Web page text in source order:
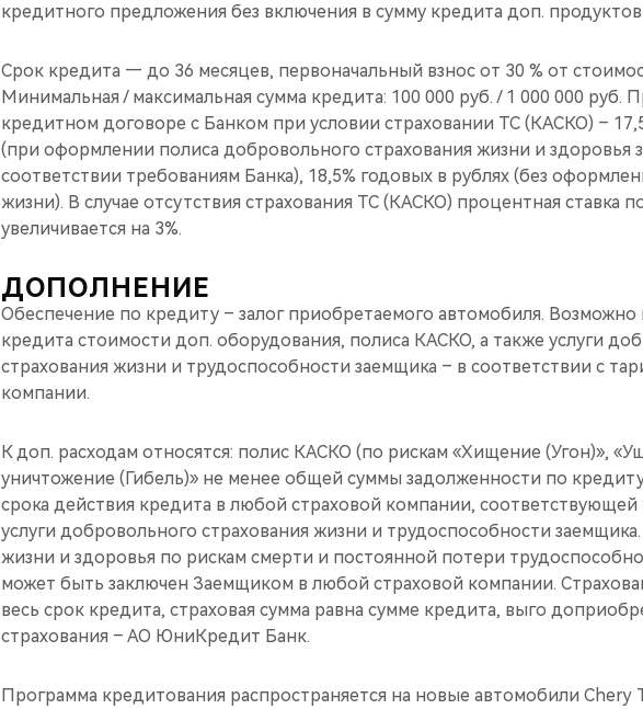
кредитного предложения без включения в сумму кредита доп.
Срок кредита — до 36 месяцев, первоначальный взнос от 30 % от
Минимальная / максимальная сумма кредита: 100 000 руб. / 1 000 000 руб.
кредитном договоре с Банком при условии страховании ТС (КАСКО) –
(при оформлении полиса добровольного страхования жизни и здоровья
соответствии требованиям Банка), 18,5% годовых в рублях (без
жизни). В случае отсутствия страхования ТС (КАСКО) процентная ставка
увеличивается на 3%.
ДОПОЛНЕНИЕ
Обеспечение по кредиту – залог приобретаемого автомобиля. Возможно
кредита стоимости доп. оборудования, полиса КАСКО, а также услуги
страхования жизни и трудоспособности заемщика – в соответствии с
компании.
К доп. расходам относятся: полис КАСКО (по рискам «Хищение (Угон)»,
уничтожение (Гибель)» не менее общей суммы задолженности по
срока действия кредита в любой страховой компании, соответствующей
услуги добровольного страхования жизни и трудоспособности
жизни и здоровья по рискам смерти и постоянной потери
может быть заключен Заемщиком в любой страховой компании.
весь срок кредита, страховая сумма равна сумме кредита, выго
страхования – АО ЮниКредит Банк.
Программа кредитования распространяется на новые автомобили Chery